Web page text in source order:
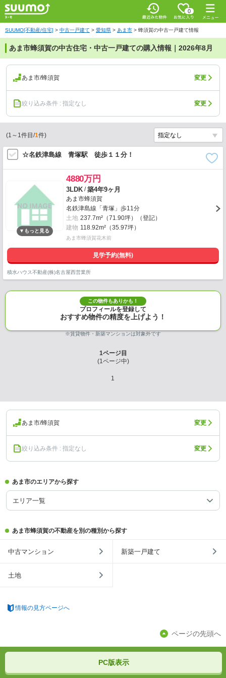
0
SUUMO[不動産/住宅] > 中古一戸建て > 愛知県 > あま市 > 蜂須賀の中古一戸建て情報
あま市蜂須賀の中古住宅・中古一戸建ての購入情報｜2026年8月
あま市/蜂須賀 変更
絞り込み条件 : 指定なし 変更
(1 ～ 1件目/1件)
☆名鉄津島線 青塚駅 徒歩１１分！
4880万円
3LDK /築4年9ヶ月
あま市蜂須賀
名鉄津島線「青塚」歩11分
土地 237.7m²（71.90坪）（登記）
建物 118.92m²（35.97坪）
あま市蜂須賀花木前
見学予約(無料)
積水ハウス不動産(株)名古屋西営業所
この物件もありかも！
プロフィールを登録して
おすすめ物件の精度を上げよう！
※賃貸物件・新築マンションは対象外です
1ページ目
(1ページ中)
1
あま市/蜂須賀 変更
絞り込み条件 : 指定なし 変更
あま市のエリアから探す
エリア一覧
あま市蜂須賀の不動産を別の種別から探す
中古マンション 新築一戸建て
土地
情報の見方ページへ
ページの先頭へ
PC版表示